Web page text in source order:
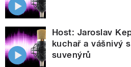
Host: Jaroslav
kuchař a vášnivý
suvenýrů